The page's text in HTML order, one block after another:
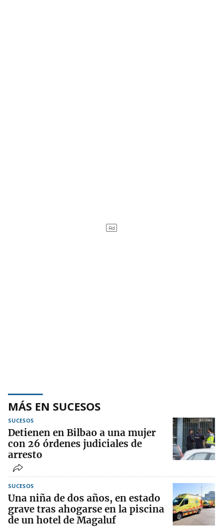
MÁS EN SUCESOS
SUCESOS
Detienen en Bilbao a una mujer
con 26 órdenes judiciales de
arresto
SUCESOS
Una niña de dos años, en estado
grave tras ahogarse en la piscina
de un hotel de Magaluf